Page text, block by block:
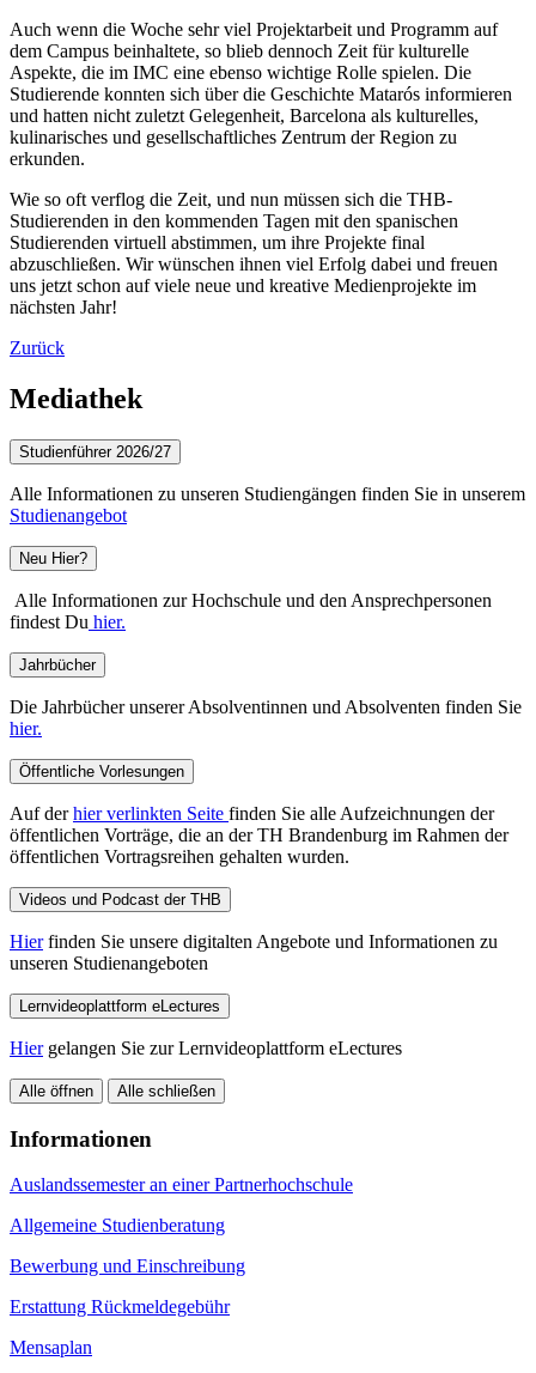
Auch wenn die Woche sehr viel Projektarbeit und Programm auf
dem Campus beinhaltete, so blieb dennoch Zeit für kulturelle
Aspekte, die im IMC eine ebenso wichtige Rolle spielen. Die
Studierende konnten sich über die Geschichte Matarós informieren
und hatten nicht zuletzt Gelegenheit, Barcelona als kulturelles,
kulinarisches und gesellschaftliches Zentrum der Region zu
erkunden.
Wie so oft verflog die Zeit, und nun müssen sich die THB-
Studierenden in den kommenden Tagen mit den spanischen
Studierenden virtuell abstimmen, um ihre Projekte final
abzuschließen. Wir wünschen ihnen viel Erfolg dabei und freuen
uns jetzt schon auf viele neue und kreative Medienprojekte im
nächsten Jahr!
Zurück
Mediathek
Studienführer 2026/27
Alle Informationen zu unseren Studiengängen finden Sie in unserem
Studienangebot
Neu Hier?
Alle Informationen zur Hochschule und den Ansprechpersonen
findest Du hier.
Jahrbücher
Die Jahrbücher unserer Absolventinnen und Absolventen finden Sie
hier.
Öffentliche Vorlesungen
Auf derhier verlinkten Seite finden Sie alle Aufzeichnungen der
öffentlichen Vorträge, die an der TH Brandenburg im Rahmen der
öffentlichen Vortragsreihen gehalten wurden.
Videos und Podcast der THB
Hierfinden Sie unsere digitalten Angebote und Informationen zu
unseren Studienangeboten
Lernvideoplattform eLectures
Hiergelangen Sie zur Lernvideoplattform eLectures
Alle öffnen Alle schließen
Informationen
Auslandssemester an einer Partnerhochschule
Allgemeine Studienberatung
Bewerbung und Einschreibung
Erstattung Rückmeldegebühr
Mensaplan